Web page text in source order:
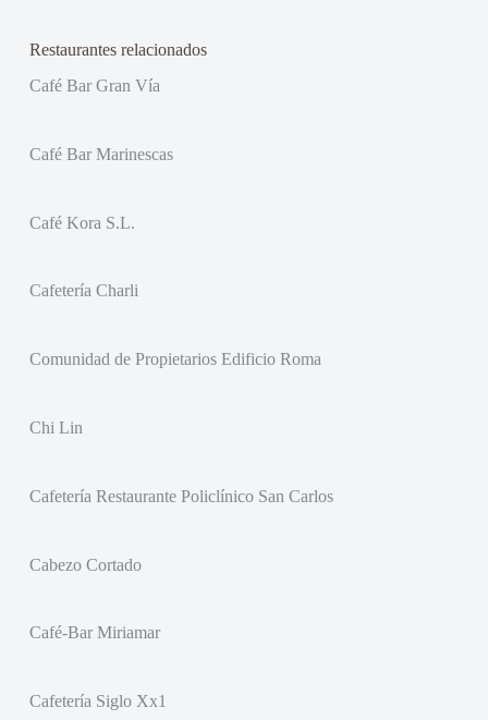
Restaurantes relacionados
Café Bar Gran Vía
Café Bar Marinescas
Café Kora S.L.
Cafetería Charli
Comunidad de Propietarios Edificio Roma
Chi Lin
Cafetería Restaurante Policlínico San Carlos
Cabezo Cortado
Café-Bar Miriamar
Cafetería Siglo Xx1